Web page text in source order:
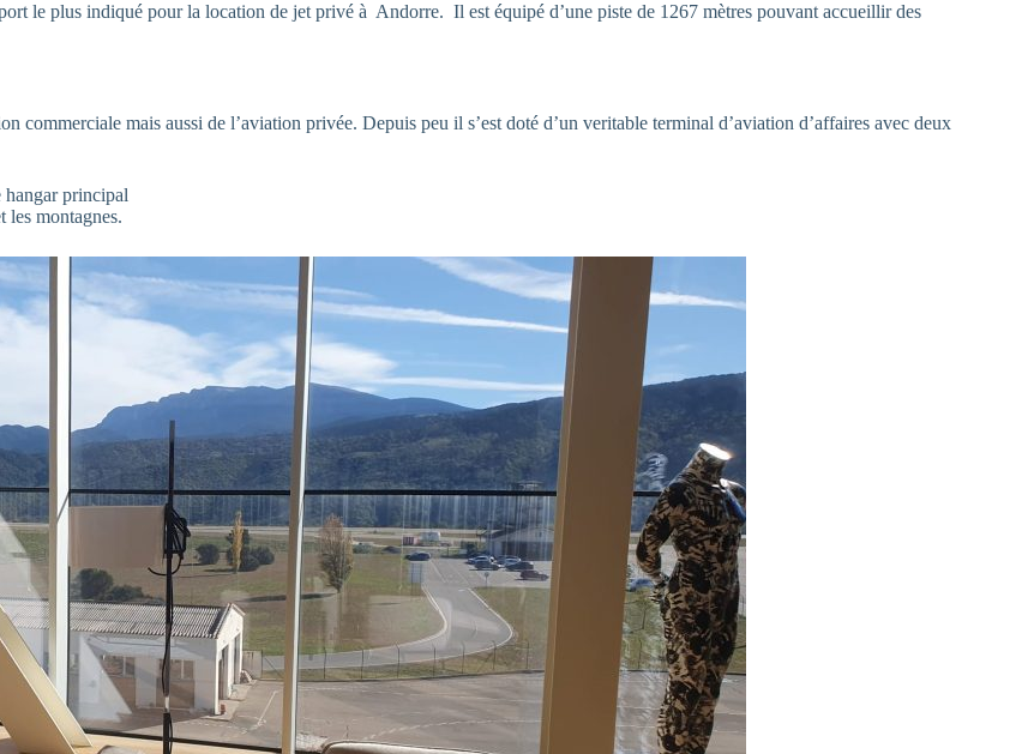
le plus indiqué pour la location de jet privé à Andorre. Il est équipé d’une piste de 1267 mètres pouvant accueillir des
commerciale mais aussi de l’aviation privée. Depuis peu il s’est doté d’un veritable terminal d’aviation d’affaires avec deux
hangar principal
les montagnes.